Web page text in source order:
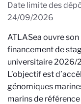
Date limite des
24/09/2026
ATLASea ouvre
financement de
universitaire 2026/
L’objectif est
génomiques
marins de